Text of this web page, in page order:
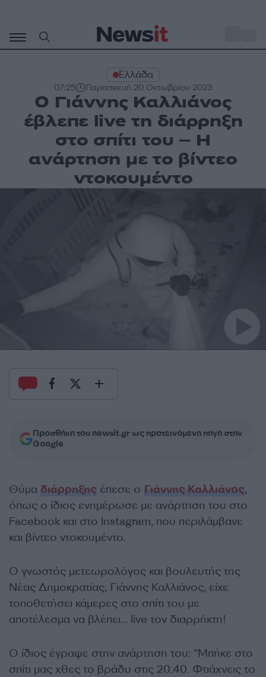
περιεχόμενο
Ελλάδα
07:25 Παρασκευή 20 Οκτωβρίου 2023
Ο Γιάννης Καλλιάνος
έβλεπε live τη διάρρηξη
στο σπίτι του – Η
ανάρτηση με το βίντεο
ντοκουμέντο
Προσθήκη του newsit.gr ως προτεινόμενη πηγή στην
Google
Θύμα διάρρηξης έπεσε ο Γιάννης Καλλιάνος,
όπως ο ίδιος ενημέρωσε με ανάρτηση του στο
Facebook και στο Instagram, που περιλάμβανε
και βίντεο ντοκουμέντο.
Ο γνωστός μετεωρολόγος και βουλευτής της
Νέας Δημοκρατίας, Γιάννης Καλλιάνος, είχε
τοποθετήσει κάμερες στο σπίτι του με
αποτέλεσμα να βλέπει… live τον διαρρήκτη!
Ο ίδιος έγραψε στην ανάρτηση του: “Μπήκε στο
σπίτι μας χθες το βράδυ στις 20.40. Φτιάχνεις το